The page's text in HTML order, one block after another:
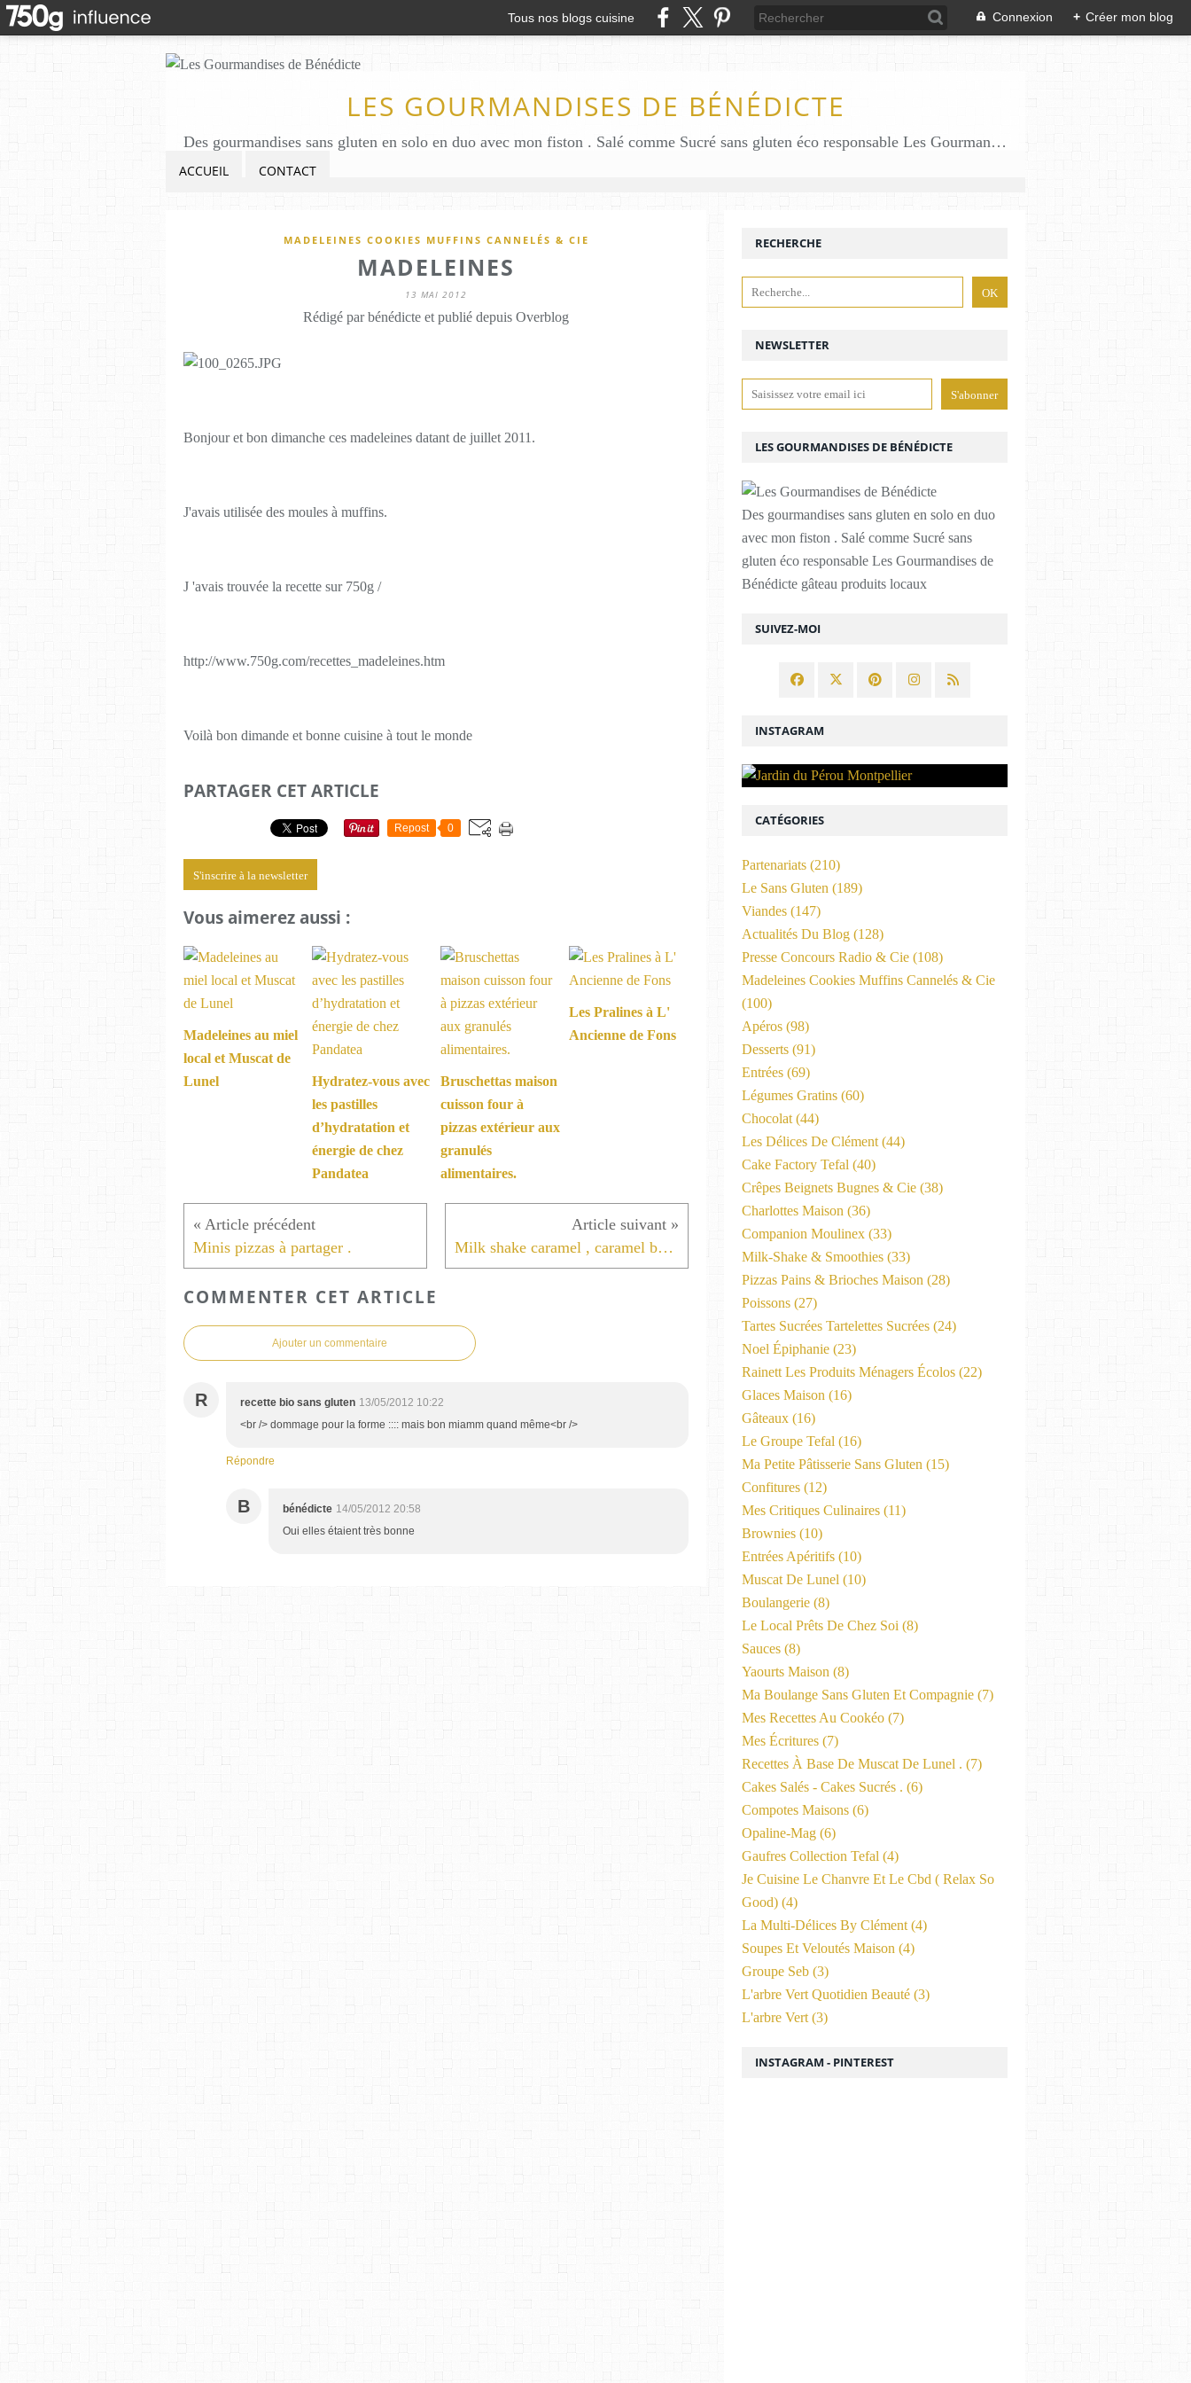
Tous nos blogs cuisine Connexion + Créer mon blog
LES GOURMANDISES DE BÉNÉDICTE
Des gourmandises sans gluten en solo en duo avec mon fiston . Salé comme Sucré sans gluten éco responsable Les Gourmandises de Bénédicte gâteau produits locaux
ACCUEIL CONTACT
MADELEINES COOKIES MUFFINS CANNELÉS & CIE
MADELEINES
13 MAI 2012
Rédigé par bénédicte et publié depuis Overblog
Bonjour et bon dimanche ces madeleines datant de juillet 2011.
J'avais utilisée des moules à muffins.
J 'avais trouvée la recette sur 750g /
http://www.750g.com/recettes_madeleines.htm
Voilà bon dimande et bonne cuisine à tout le monde
PARTAGER CET ARTICLE
Repost 0
S'inscrire à la newsletter
Vous aimerez aussi :
Madeleines au miel
local et Muscat de
Lunel
Hydratez-vous avec
les pastilles
d’hydratation et
énergie de chez
Pandatea
Bruschettas maison
cuisson four à
pizzas extérieur aux
granulés
alimentaires.
Les Pralines à L'
Ancienne de Fons
Minis pizzas à partager . Milk shake caramel , caramel beurre salé
COMMENTER CET ARTICLE
Ajouter un commentaire
R recette bio sans gluten 13/05/2012 10:22
<br /> dommage pour la forme :::: mais bon miamm quand même<br />
Répondre
B bénédicte 14/05/2012 20:58
Oui elles étaient très bonne
NEWSLETTER
SUIVEZ-MOI
RECHERCHE
LES GOURMANDISES DE BÉNÉDICTE
Des gourmandises sans gluten en solo en duo
avec mon fiston . Salé comme Sucré sans
gluten éco responsable Les Gourmandises de
Bénédicte gâteau produits locaux
INSTAGRAM
CATÉGORIES
Partenariats (210)
Le Sans Gluten (189)
Viandes (147)
Actualités Du Blog (128)
Presse Concours Radio & Cie (108)
Madeleines Cookies Muffins Cannelés & Cie
(100)
Apéros (98)
Desserts (91)
Entrées (69)
Légumes Gratins (60)
Chocolat (44)
Les Délices De Clément (44)
Cake Factory Tefal (40)
Crêpes Beignets Bugnes & Cie (38)
Charlottes Maison (36)
Companion Moulinex (33)
Milk-Shake & Smoothies (33)
Pizzas Pains & Brioches Maison (28)
Poissons (27)
Tartes Sucrées Tartelettes Sucrées (24)
Noel Épiphanie (23)
Rainett Les Produits Ménagers Écolos (22)
Glaces Maison (16)
Gâteaux (16)
Le Groupe Tefal (16)
Ma Petite Pâtisserie Sans Gluten (15)
Confitures (12)
Mes Critiques Culinaires (11)
Brownies (10)
Entrées Apéritifs (10)
Muscat De Lunel (10)
Boulangerie (8)
Le Local Prêts De Chez Soi (8)
Sauces (8)
Yaourts Maison (8)
Ma Boulange Sans Gluten Et Compagnie (7)
Mes Recettes Au Cookéo (7)
Mes Écritures (7)
Recettes À Base De Muscat De Lunel . (7)
Cakes Salés - Cakes Sucrés . (6)
Compotes Maisons (6)
Opaline-Mag (6)
Gaufres Collection Tefal (4)
Je Cuisine Le Chanvre Et Le Cbd ( Relax So
Good) (4)
La Multi-Délices By Clément (4)
Soupes Et Veloutés Maison (4)
Groupe Seb (3)
L'arbre Vert Quotidien Beauté (3)
L'arbre Vert (3)
INSTAGRAM - PINTEREST